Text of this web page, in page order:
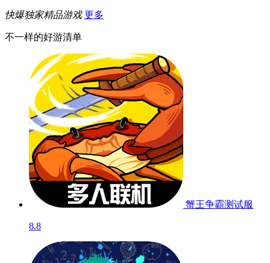
快爆独家精品游戏 更多
不一样的好游清单
蟹王争霸测试服
8.8